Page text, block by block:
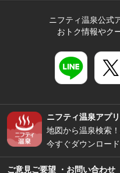
ニフティ温泉公式
おトク情報やク
ニフティ温泉アプリ
地図から温泉検索
今すぐダウンロード
ご意見ご要望 ・お問い合わせ